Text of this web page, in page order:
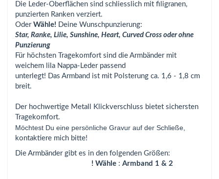
Die Leder-Oberflächen sind schliesslich mit filigranen,
punzierten Ranken verziert.
Oder Wähle! Deine Wunschpunzierung:
Star, Ranke, Lilie, Sunshine, Heart, Curved Cross oder ohne
Punzierung
Für höchsten Tragekomfort sind die Armbänder mit
weichem lila Nappa-Leder passend
unterlegt! Das Armband ist mit Polsterung ca. 1,6 - 1,8 cm
breit.
Der hochwertige Metall Klickverschluss bietet sichersten
Tragekomfort.
Möchtest Du eine persönliche Gravur auf der Schließe,
kontaktiere mich bitte!
Die Armbänder gibt es in den folgenden Größen:
! Wähle : Armband 1 & 2